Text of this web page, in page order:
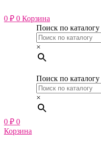
к
содержимому
0 ₽ 0 Корзина
Поиск по каталогу
×
Поиск по каталогу
×
0 ₽ 0
Корзина